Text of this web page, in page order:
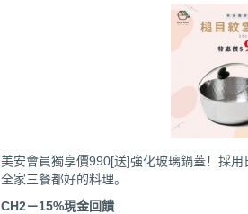
美安會員獨享價990[送]強化玻璃鍋蓋！採
全家三餐都好的料理。
CH2－15%現金回饋